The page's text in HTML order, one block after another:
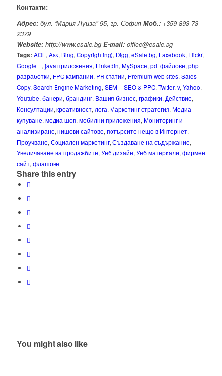
Контакти:
Адрес:бул. “Мария Луиза” 95, гр. СофияМоб.:+359 893 73
2379
Website:http://www.esale.bg E-mail:office@esale.bg
Tags: AOL , Ask, Bing, Copyrighting), Digg, eSale.bg, Facebook, Flickr,
Google +, java приложения, Linkedin, MySpace, pdf файлове, php
разработки, PPC кампании, PR статии, Premium web sites, Sales
Copy, Search Engine Marketing, SEM – SEO & PPC, Twitter, v, Yahoo,
Youtube, банери, брандинг, Вашия бизнес, графики, Действие,
Консултации, креативност, лога, Маркетинг стратегия, Медиа
купуване, медиа шоп, мобилни приложения, Мониторинг и
анализиране, нишови сайтове, потърсите нещо в Интернет,
Проучване, Социален маркетинг, Създаване на съдържание,
Увеличаване на продажбите, Уеб дизайн, Уеб материали, фирмен
сайт, флашове
Share this entry
You might also like